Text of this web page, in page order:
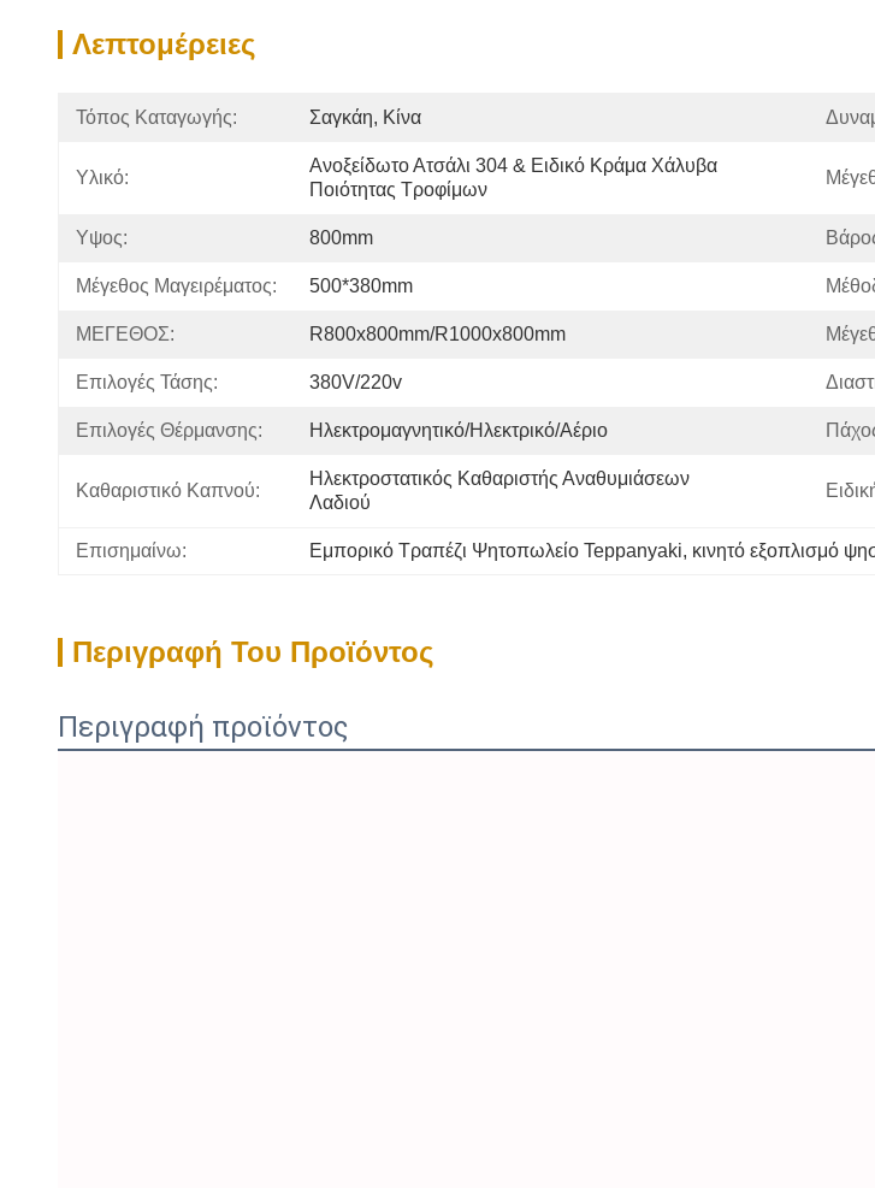
Λεπτομέρειες
Τόπος Καταγωγής: Σαγκάη, Κίνα
Υλικό:
Ανοξείδωτο Ατσάλι 304 & Ειδικό Κράμα Χάλυβα
Ποιότητας Τροφίμων
Υψος: 800mm
Μέγεθος Μαγειρέματος: 500*380mm
ΜΕΓΕΘΟΣ: R800x800mm/R1000x800mm
Επιλογές Τάσης: 380V/220v
Επιλογές Θέρμανσης: Ηλεκτρομαγνητικό/Ηλεκτρικό/Αέριο
Καθαριστικό Καπνού:
Ηλεκτροστατικός Καθαριστής Αναθυμιάσεων
Λαδιού
Επισημαίνω: Εμπορικό Τραπέζι Ψητοπωλείο Teppanyaki, κινητό εξοπλισμό
Περιγραφή Του Προϊόντος
Περιγραφή προϊόντος